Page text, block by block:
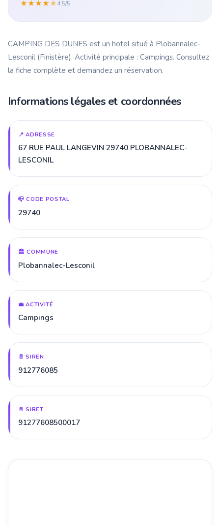
★★★★★4.5/5
CAMPING DES DUNES est un hotel situé à Plobannalec-
Lesconil (Finistère). Activité principale : Campings. Consultez
la fiche complète et demandez un réservation.
Informations légales et coordonnées
📍 ADRESSE
67 RUE PAUL LANGEVIN 29740 PLOBANNALEC-
LESCONIL
📪 CODE POSTAL
29740
🏛️ COMMUNE
Plobannalec-Lesconil
💼 ACTIVITÉ
Campings
📄 SIREN
912776085
📄 SIRET
91277608500017